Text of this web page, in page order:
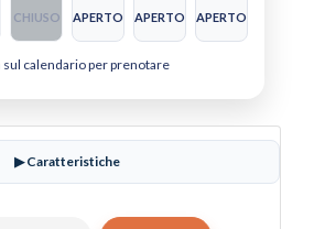
CHIUSO APERTO APERTO APERTO
sul calendario per prenotare
▶ Caratteristiche